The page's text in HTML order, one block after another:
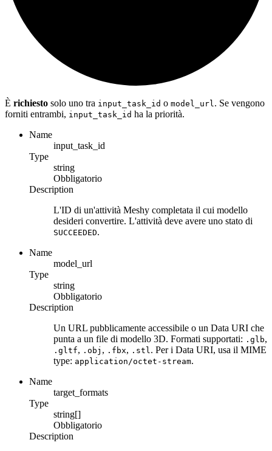
È richiesto solo uno tra input_task_id o model_url. Se vengono
forniti entrambi, input_task_id ha la priorità.
Name
input_task_id
Type
string
Obbligatorio
Description
L'ID di un'attività Meshy completata il cui modello
desideri convertire. L'attività deve avere uno stato di
SUCCEEDED.
Name
model_url
Type
string
Obbligatorio
Description
Un URL pubblicamente accessibile o un Data URI che
punta a un file di modello 3D. Formati supportati: .glb,
.gltf, .obj , .fbx, .stl. Per i Data URI, usa il MIME
type: application/octet-stream.
Name
target_formats
Type
string[]
Obbligatorio
Description